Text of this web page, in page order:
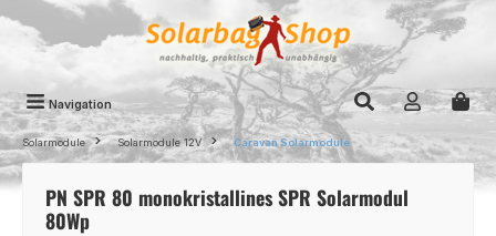
Zum Hauptinhalt springen
Navigation
Solarmodule Solarmodule 12V Caravan Solarmodule
PN SPR 80 monokristallines SPR Solarmodul
80Wp